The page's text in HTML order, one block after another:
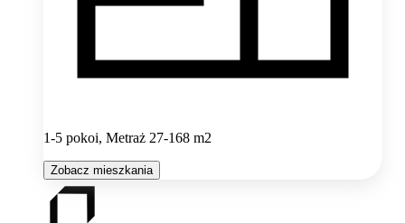
1-5 pokoi, Metraż 27-168 m2
Zobacz mieszkania